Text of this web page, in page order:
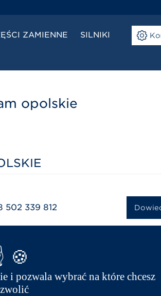
ZAMIENNE SILNIKI
opolskie
502 339 812
13 57
i pozwala wybrać na które chcesz